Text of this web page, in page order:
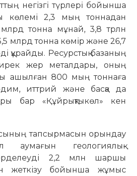
негізгі түрлері бойынша
көлемі 2,3 мың тоннадан
тонна мұнай, 3,8 трлн
млрд тонна көмір және 26,7
құрайды. Ресурстық базаның
жер металдары, оның
ашылған 800 мың тоннаға
иттрий және басқа да
бар «Құйрықтыкөл» кен
тапсырмасын орындау
аумағын геологиялық-
2,2 млн шаршы
жеткізу бойынша жұмыс